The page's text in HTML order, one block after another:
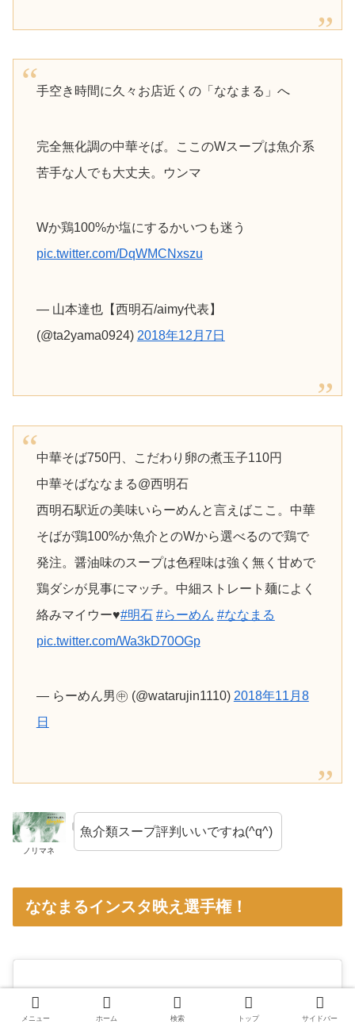
手空き時間に久々お店近くの「ななまる」へ
完全無化調の中華そば。ここのWスープは魚介系
苦手な人でも大丈夫。ウンマ
Wか鶏100%か塩にするかいつも迷う
pic.twitter.com/DqWMCNxszu
— 山本達也【西明石/aimy代表】
(@ta2yama0924) 2018年12月7日
中華そば750円、こだわり卵の煮玉子110円
中華そばななまる@西明石
西明石駅近の美味いらーめんと言えばここ。中華
そばが鶏100%か魚介とのWから選べるので鶏で
発注。醤油味のスープは色程味は強く無く甘めで
鶏ダシが見事にマッチ。中細ストレート麺によく
絡みマイウー♥️#明石 #らーめん #ななまる
pic.twitter.com/Wa3kD70OGp
— らーめん男㊥ (@watarujin1110) 2018年11月8
日
ノリマネ
魚介類スープ評判いいですね(^q^)
ななまるインスタ映え選手権！
メニュー ホーム 検索 トップ サイドバー